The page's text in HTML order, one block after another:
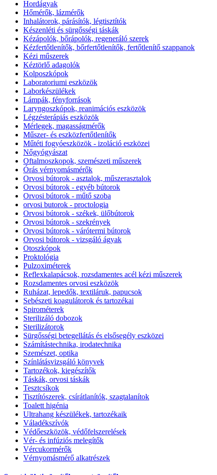
Hordágyak
Hőmérők, lázmérők
Inhalátorok, párásítók, légtisztítók
Készenléti és sürgősségi táskák
Kézápolók, bőrápolók, regeneráló szerek
Kézfertőtlenítők, bőrfertőtlenítők, fertőtlenítő szappanok
Kézi műszerek
Kéztörlő adagolók
Kolposzkópok
Laboratoriumi eszközök
Laborkészülékek
Lámpák, fényforrások
Laryngoszkópok, reanimációs eszközök
Légzésterápiás eszközök
Mérlegek, magasságmérők
Műszer- és eszközfertőtlenítők
Műtéti fogyóeszközök - izoláció eszközei
Nőgyógyászat
Oftalmoszkopok, szemészeti műszerek
Órás vérnyomásmérők
Orvosi bútorok - asztalok, műszerasztalok
Orvosi bútorok - egyéb bútorok
Orvosi bútorok - műtő szoba
orvosi butorok - proctologia
Orvosi bútorok - székek, ülőbútorok
Orvosi bútorok - szekrények
Orvosi bútorok - várótermi bútorok
Orvosi bútorok - vizsgáló ágyak
Otoszkópok
Proktológia
Pulzoximéterek
Reflexkalapácsok, rozsdamentes acél kézi műszerek
Rozsdamentes orvosi eszközök
Ruházat, lepedők, textiláruk, papucsok
Sebészeti koagulátorok és tartozékai
Spirométerek
Sterilizáló dobozok
Sterilizátorok
Sürgősségi betegellátás és elsősegély eszközei
Számítástechnika, irodatechnika
Szemészet, optika
Színlátásvizsgáló könyvek
Tartozékok, kiegészítők
Táskák, orvosi táskák
Tesztcsíkok
Tisztítószerek, csírátlanítók, szagtalanítok
Toalett higénia
Ultrahang készülékek, tartozékaik
Váladékszívók
Védőeszközök, védőfelszerelések
Vér- és infúziós melegítők
Vércukormérők
Vérnyomásmérő alkatrészek